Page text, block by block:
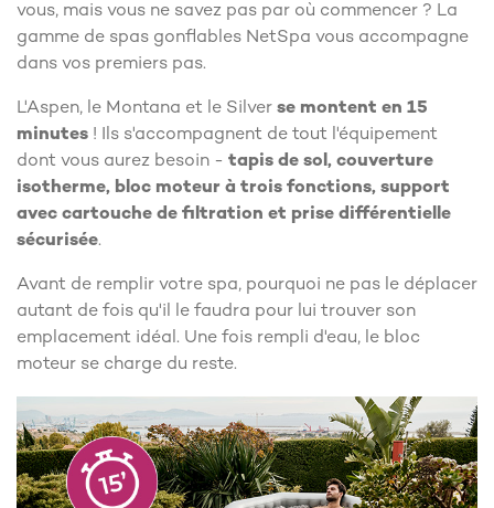
vous, mais vous ne savez pas par où commencer ? La
gamme de spas gonflables NetSpa vous accompagne
dans vos premiers pas.
L'Aspen, le Montana et le Silver se montent en 15
minutes ! Ils s'accompagnent de tout l'équipement
dont vous aurez besoin - tapis de sol, couverture
isotherme, bloc moteur à trois fonctions, support
avec cartouche de filtration et prise différentielle
sécurisée.
Avant de remplir votre spa, pourquoi ne pas le déplacer
autant de fois qu'il le faudra pour lui trouver son
emplacement idéal. Une fois rempli d'eau, le bloc
moteur se charge du reste.